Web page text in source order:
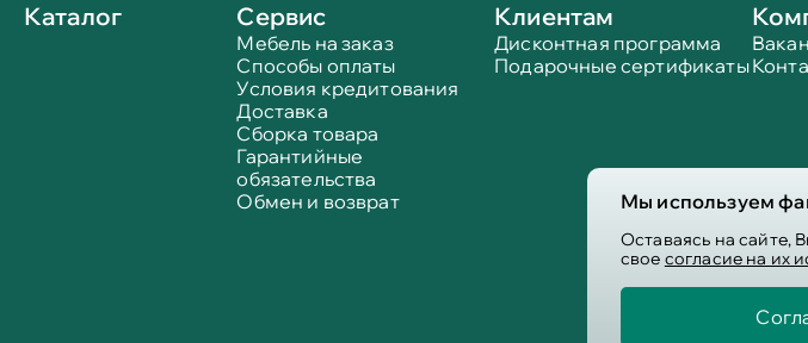
Мы используем
Оставаясь на сайте,
свое согласие на их
Каталог Сервис
Мебель на заказ
Способы оплаты
Условия кредитования
Доставка
Сборка товара
Гарантийные
обязательства
Обмен и возврат
Клиентам
Дисконтная программа
Подарочные сертификаты